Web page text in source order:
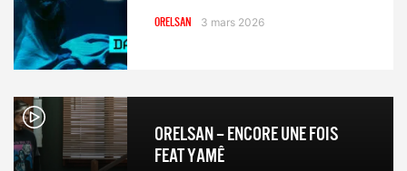
ORELSAN 3 mars 2026
ORELSAN – ENCORE UNE FOIS
FEAT YAMÊ